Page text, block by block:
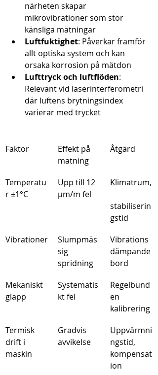
närheten skapar
mikrovibrationer som stör
känsliga mätningar
Luftfuktighet: Påverkar framför
allt optiska system och kan
orsaka korrosion på mätdon
Lufttryck och luftflöden:
Relevant vid laserinterferometri
där luftens brytningsindex
varierar med trycket
Faktor
Effekt på
mätning
Åtgärd
Temperatu
r ±1°C
Upp till 12
μm/m fel
Klimatrum,
stabiliserin
gstid
Vibrationer
Slumpmäs
sig
spridning
Vibrations
dämpande
bord
Mekaniskt
glapp
Systematis
kt fel
Regelbund
en
kalibrering
Termisk
drift i
maskin
Gradvis
avvikelse
Uppvärmni
ngstid,
kompensat
ion